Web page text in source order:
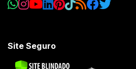
Site Seguro